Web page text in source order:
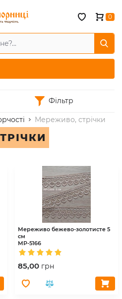
0
Фільтр
Мереживо, стрічки
Мереживо бежево-золотисте 5
см
МР-5166
85,00 грн